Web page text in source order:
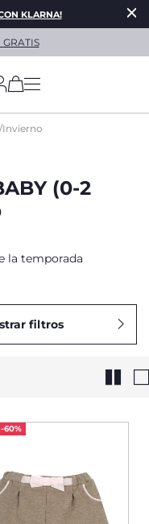
KLARNA!
(has more options
Invierno
(0-2
la temporada
filtros
60%